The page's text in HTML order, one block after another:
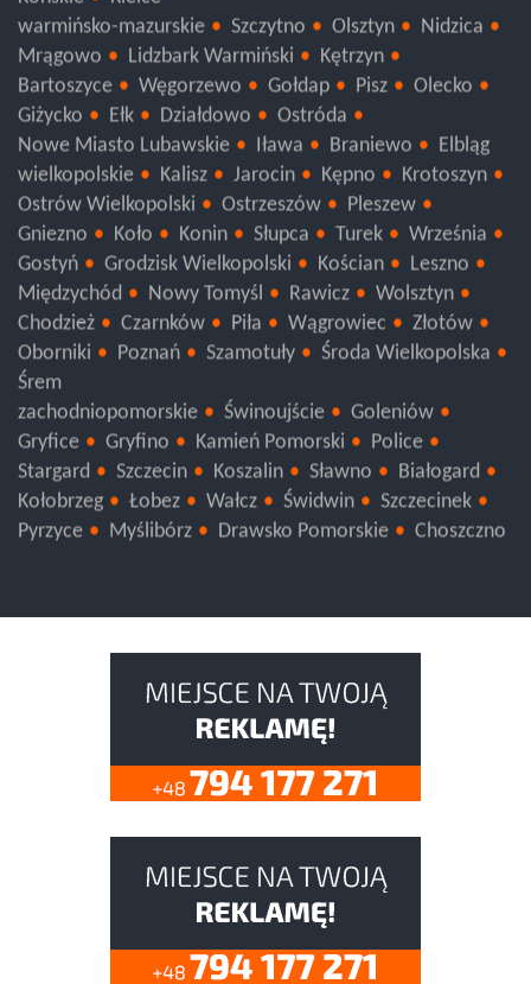
Końskie
Kielce
warmińsko-mazurskie
Szczytno Olsztyn
Mrągowo
Lidzbark Warmiński
Kętrzyn
Bartoszyce
Węgorzewo Gołdap Pisz
Giżycko
Ełk Działdowo
Ostróda
Nowe Miasto Lubawskie
Iława Braniewo
Elbląg
wielkopolskie
Kalisz Jarocin Kępno
Krotoszyn
Ostrów Wielkopolski
Ostrzeszów
Pleszew
Gniezno
Koło Konin Słupca Turek
Września
Gostyń
Grodzisk Wielkopolski Kościan
Leszno
Międzychód
Nowy Tomyśl Rawicz
Wolsztyn
Chodzież
Czarnków Piła Wągrowiec
Złotów
Oborniki
Śrem
zachodniopomorskie
Świnoujście
Goleniów
Gryfice
Gryfino Kamień Pomorski
Police
Stargard
Szczecin Koszalin Sławno
Białogard
Kołobrzeg
Łobez Wałcz Świdwin
Szczecinek